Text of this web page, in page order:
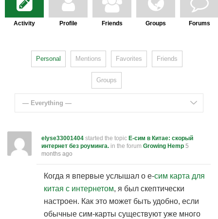
Activity Profile Friends Groups Forums
Personal Mentions Favorites Friends
Groups
— Everything —
elyse33001404 started the topic Е-сим в Китае: скорый
интернет без роуминга. in the forum Growing Hemp 5
months ago
Когда я впервые услышал о е-сим карта для
китая с интернетом, я был скептически
настроен. Как это может быть удобно, если
обычные сим-карты существуют уже много